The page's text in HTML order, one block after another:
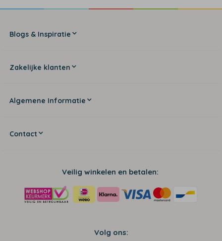
Blogs & Inspiratie
Zakelijke klanten
Algemene Informatie
Contact
Veilig winkelen en betalen:
Volg ons: